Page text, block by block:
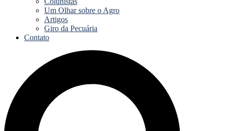
Um Olhar sobre o Agro
Artigos
Giro da Pecuária
Contato